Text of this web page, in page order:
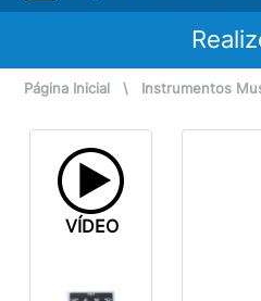
Página Inicial \ Instrumentos
VÍDEO